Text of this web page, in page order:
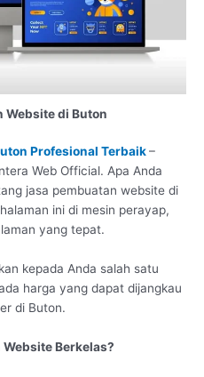
Website di Buton
Profesional Terbaik–
Web Official. Apa Anda
jasa pembuatan website di
ini di mesin perayap,
yang tepat.
kepada Anda salah satu
harga yang dapat dijangkau
di Buton.
Berkelas?